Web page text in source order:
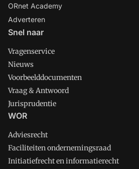
ORnet Academy
Adverteren
Snel naar
Vragenservice
Nieuws
Voorbeelddocumenten
Vraag & Antwoord
Jurisprudentie
WOR
Adviesrecht
Faciliteiten ondernemingsraad
Initiatiefrecht en informatierecht